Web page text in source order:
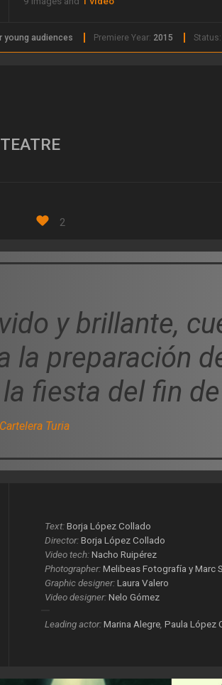
young audiences Premiere Year: 2015 Status:
2
y brillante,
la preparación
fiesta del fin
Turia
Text:Borja López Collado
Director:Borja López Collado
Video tech:Nacho Ruipérez
Photographer:Melibeas Fotografía y Marc
Graphic designer:Laura Valero
Video designer:Nelo Gómez
Leading actor:Marina Alegre, Paula López